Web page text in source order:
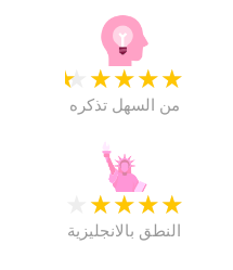
★
★
★
★
★
من السهل تذكره
★
★
★
★
النطق بالانجليزية